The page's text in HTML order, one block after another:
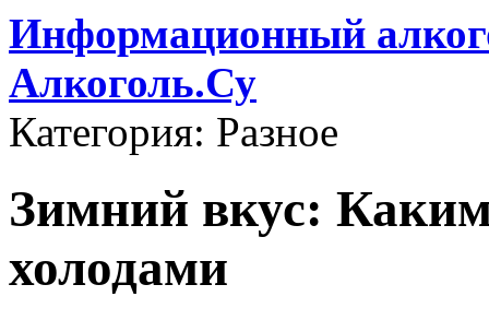
Информационный
Алкоголь.Су
Категория: Разное
Зимний вкус:
холодами